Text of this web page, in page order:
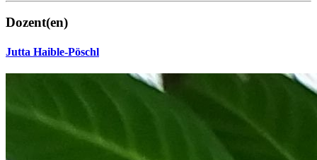
Dozent(en)
Jutta Haible-Pöschl